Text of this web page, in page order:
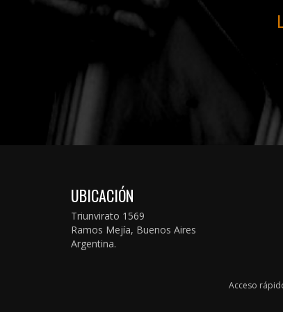
UBICACIÓN
Triunvirato 1569
Ramos Mejía, Buenos Aires
Argentina.
Acceso